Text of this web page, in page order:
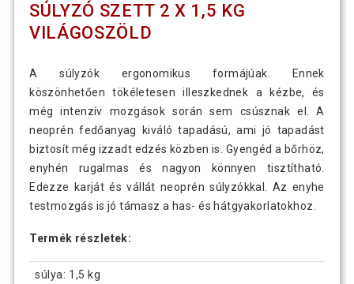
SÚLYZÓ SZETT 2 X 1,5 KG
VILÁGOSZÖLD
A súlyzók ergonomikus formájúak. Ennek
köszönhetően tökéletesen illeszkednek a kézbe, és
még intenzív mozgások során sem csúsznak el. A
neoprén fedőanyag kiváló tapadású, ami jó tapadást
biztosít még izzadt edzés közben is. Gyengéd a bőrhöz,
enyhén rugalmas és nagyon könnyen tisztítható.
Edezze karját és vállát neoprén súlyzókkal. Az enyhe
testmozgás is jó támasz a has- és hátgyakorlatokhoz.
Termék részletek:
súlya: 1,5 kg